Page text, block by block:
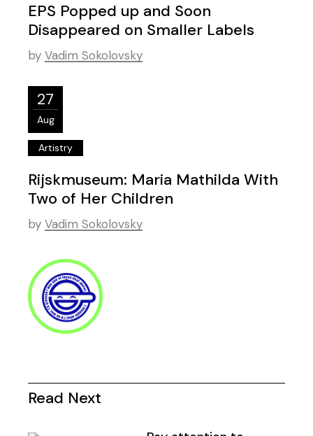
EPS Popped up and Soon
Disappeared on Smaller Labels
by Vadim Sokolovsky
27
Aug
Artistry
Rijskmuseum: Maria Mathilda With
Two of Her Children
by Vadim Sokolovsky
Read Next